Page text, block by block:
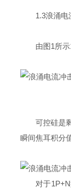
1.3浪涌电
由图1所示
可控硅是剩
瞬间焦耳积分
对于1P+N型